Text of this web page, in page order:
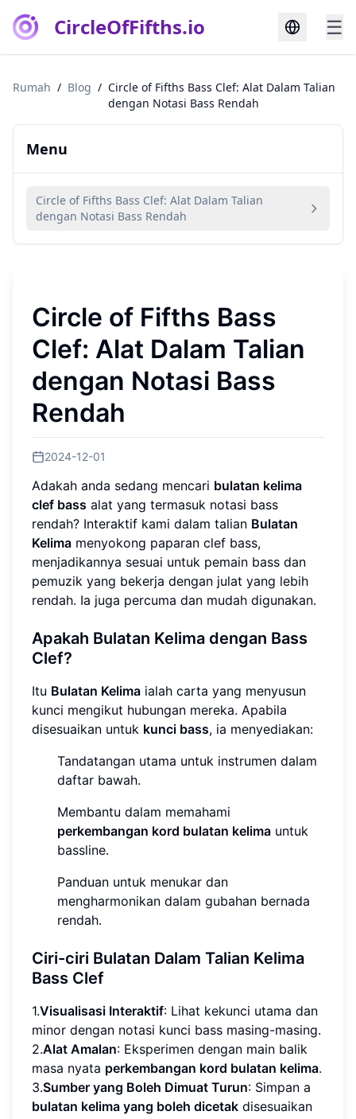
CircleOfFifths.io ☰
Rumah / Blog / Circle of Fifths Bass Clef: Alat Dalam Talian
dengan Notasi Bass Rendah
Menu
Circle of Fifths Bass Clef: Alat Dalam Talian
dengan Notasi Bass Rendah
Circle of Fifths Bass
Clef: Alat Dalam Talian
dengan Notasi Bass
Rendah
2024-12-01
Adakah anda sedang mencari bulatan kelima
clef bass alat yang termasuk notasi bass
rendah? Interaktif kami dalam talian Bulatan
Kelima menyokong paparan clef bass,
menjadikannya sesuai untuk pemain bass dan
pemuzik yang bekerja dengan julat yang lebih
rendah. Ia juga percuma dan mudah digunakan.
Apakah Bulatan Kelima dengan Bass
Clef?
Itu Bulatan Kelima ialah carta yang menyusun
kunci mengikut hubungan mereka. Apabila
disesuaikan untuk kunci bass, ia menyediakan:
Tandatangan utama untuk instrumen dalam
daftar bawah.
Membantu dalam memahami
perkembangan kord bulatan kelima untuk
bassline.
Panduan untuk menukar dan
mengharmonikan dalam gubahan bernada
rendah.
Ciri-ciri Bulatan Dalam Talian Kelima
Bass Clef
1.Visualisasi Interaktif: Lihat kekunci utama dan
minor dengan notasi kunci bass masing-masing.
2.Alat Amalan: Eksperimen dengan main balik
masa nyata perkembangan kord bulatan kelima.
3.Sumber yang Boleh Dimuat Turun: Simpan a
bulatan kelima yang boleh dicetak disesuaikan